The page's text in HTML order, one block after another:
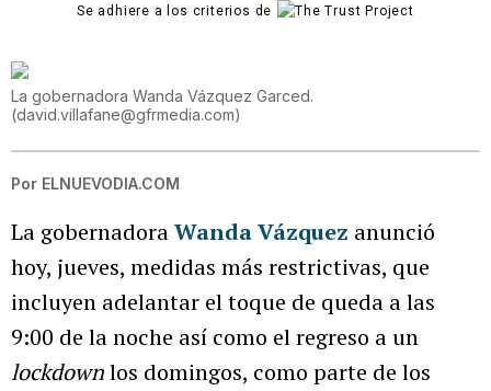
Se adhiere a los criterios de
La gobernadora Wanda Vázquez Garced.
(david.villafane@gfrmedia.com)
Por ELNUEVODIA.COM
La gobernadoraWanda Vázquez anunció
hoy, jueves, medidas más restrictivas, que
incluyen adelantar el toque de queda a las
9:00 de la noche así como el regreso a un
lockdownlos domingos, como parte de los